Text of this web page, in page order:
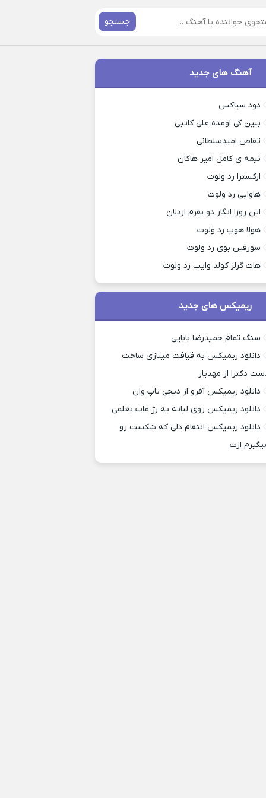
جستجو
آهنگ های جدید
دود سیاکس
ببین کی اومده علی کاتبی
تقاص امیدسلطانی
نیمه ی کامل امیر هاکان
ارکسترا رد ولوت
هاوایی رد ولوت
این روزا انگار دو نفرم اردلان
هولا هوپ رد ولوت
سورفین بوی رد ولوت
هات گرلز کولد وایب رد ولوت
ریمیکس های جدید
سنگ تمام حمیدرضا بابایی
دانلود ریمیکس به قیافت مینازی ساخت
دکترا از مهدیار
دانلود ریمیکس آفرو از ديجی تاپ وان
دانلود ریمیکس روی لباته یه رژ مات بغلمی
دانلود ریمیکس انتقام دلی که شکست رو
ازت